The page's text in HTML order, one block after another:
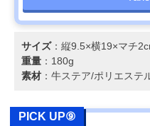
サイズ：縦9.5×横19×マチ
重量 ：180g
素材 ：牛ステア/ポリエステ
PICK UP⑨